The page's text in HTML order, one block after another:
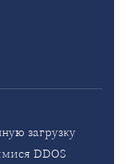
загрузку
DDOS